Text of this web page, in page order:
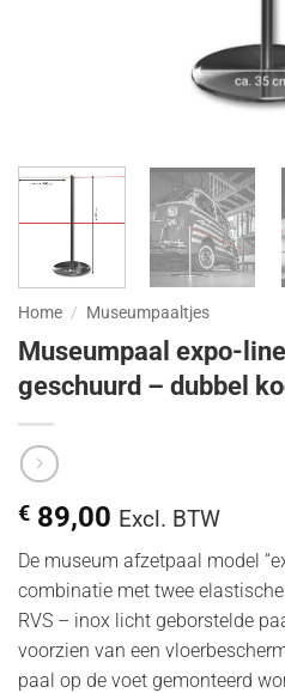
Home / Museumpaaltjes
Museumpaal expo-
geschuurd – dubbel
€ 89,00 Excl. BTW
De museum afzetpaal model
combinatie met twee
RVS – inox licht geborstelde
voorzien van een
paal op de voet gemonteerd